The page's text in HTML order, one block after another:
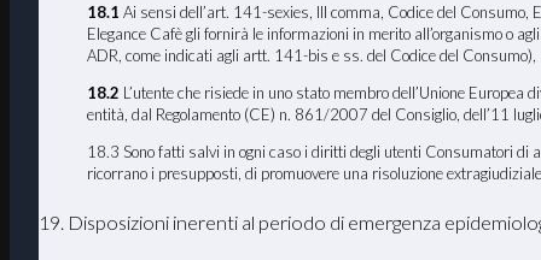
18.1 Ai sensi dell’art. 141-sexies, III comma, Codice del
Elegance Cafè gli fornirà le informazioni in merito all’organismo o
ADR, come indicati agli artt. 141-bis e ss. del Codice del
18.2 L’utente che risiede in uno stato membro dell’Unione
entità, dal Regolamento (CE) n. 861/2007 del Consiglio, dell’11
18.3 Sono fatti salvi in ogni caso i diritti degli utenti Consumatori di
ricorrano i presupposti, di promuovere una risoluzione
19. Disposizioni inerenti al periodo di emergenza